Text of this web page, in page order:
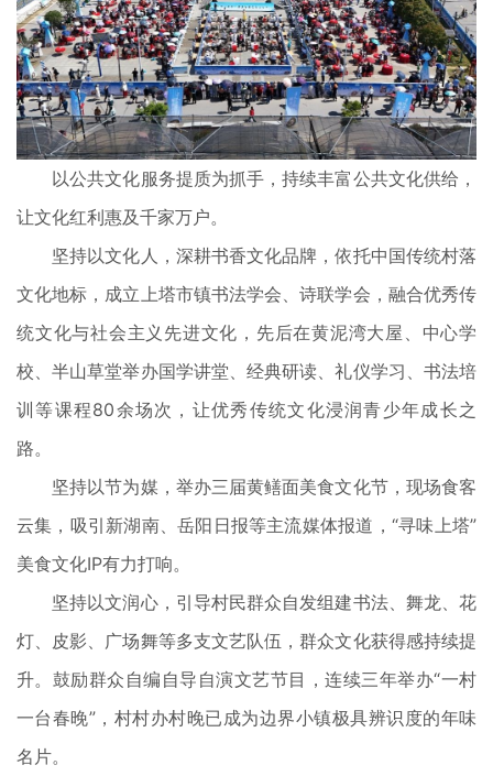
以公共文化服务提质为抓手，持续丰富公共文化供给，
让文化红利惠及千家万户。
坚持以文化人，深耕书香文化品牌，依托中国传统村落
文化地标，成立上塔市镇书法学会、诗联学会，融合优秀传
统文化与社会主义先进文化，先后在黄泥湾大屋、中心学
校、半山草堂举办国学讲堂、经典研读、礼仪学习、书法培
训等课程80余场次，让优秀传统文化浸润青少年成长之
路。
坚持以节为媒，举办三届黄鳝面美食文化节，现场食客
云集，吸引新湖南、岳阳日报等主流媒体报道，“寻味上塔”
美食文化IP有力打响。
坚持以文润心，引导村民群众自发组建书法、舞龙、花
灯、皮影、广场舞等多支文艺队伍，群众文化获得感持续提
升。鼓励群众自编自导自演文艺节目，连续三年举办“一村
一台春晚”，村村办村晚已成为边界小镇极具辨识度的年味
名片。